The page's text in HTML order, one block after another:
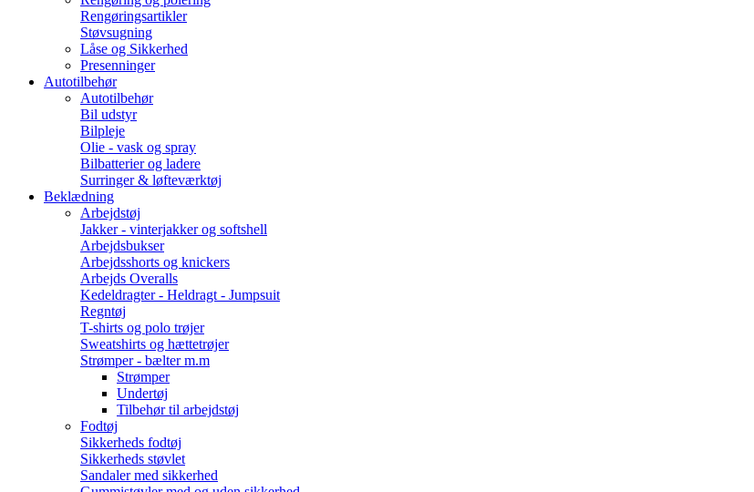
Rengøringsartikler
Støvsugning
Låse og Sikkerhed
Presenninger
Autotilbehør
Autotilbehør
Bil udstyr
Bilpleje
Olie - vask og spray
Bilbatterier og ladere
Surringer & løfteværktøj
Beklædning
Arbejdstøj
Jakker - vinterjakker og softshell
Arbejdsbukser
Arbejdsshorts og knickers
Arbejds Overalls
Kedeldragter - Heldragt - Jumpsuit
Regntøj
T-shirts og polo trøjer
Sweatshirts og hættetrøjer
Strømper - bælter m.m
Strømper
Undertøj
Tilbehør til arbejdstøj
Fodtøj
Sikkerheds fodtøj
Sikkerheds støvlet
Sandaler med sikkerhed